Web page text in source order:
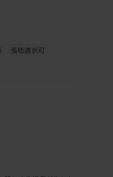
感じます。
の1つです。
す。
ます。
為、
張地選択可